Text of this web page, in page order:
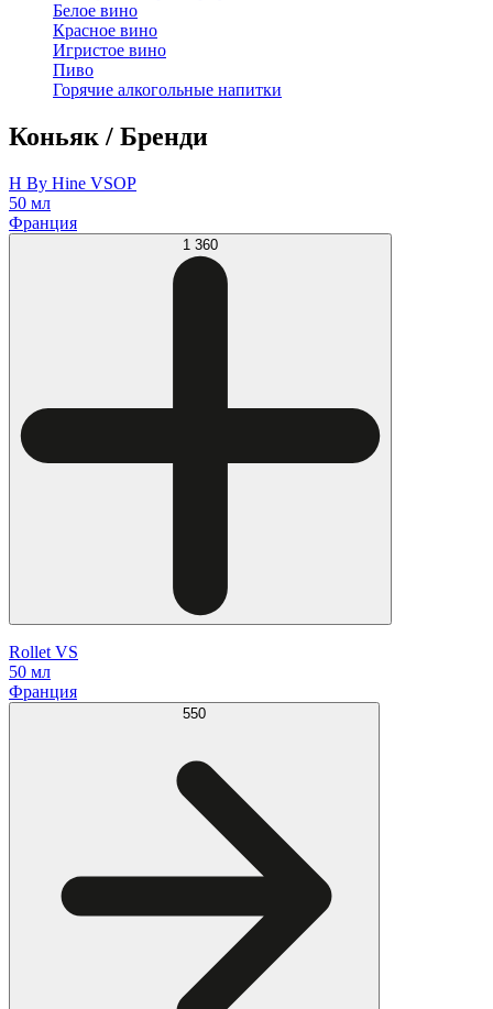
Белое вино
Красное вино
Игристое вино
Пиво
Горячие алкогольные напитки
Коньяк / Бренди
H By Hine VSOP
50 мл
Франция
1 360
Rollet VS
50 мл
Франция
550